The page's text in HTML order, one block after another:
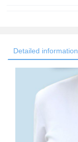
Detailed information